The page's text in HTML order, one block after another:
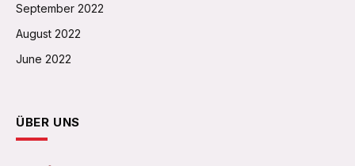
September 2022
August 2022
June 2022
ÜBER UNS